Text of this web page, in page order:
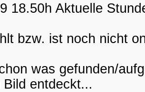
18.50h Aktuelle
bzw. ist noch nicht
was gefunden/
Bild entdeckt...